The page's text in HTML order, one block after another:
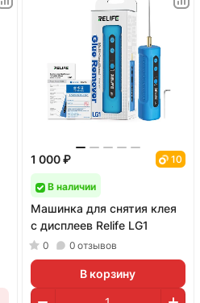
1 000 ₽ 10
В наличии
Машинка для снятия клея
с дисплеев Relife LG1
0 0 отзывов
В корзину